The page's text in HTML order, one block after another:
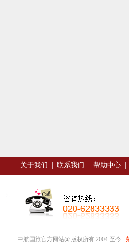
关于我们 联系我们 帮助中心
中航国旅官方网站@ 版权所有 2004-至今